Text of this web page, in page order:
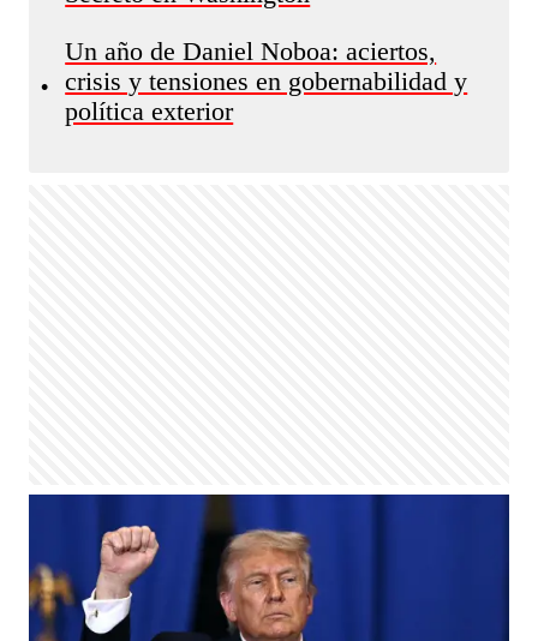
•
Un año de Daniel Noboa: aciertos,
crisis y tensiones en gobernabilidad y
política exterior